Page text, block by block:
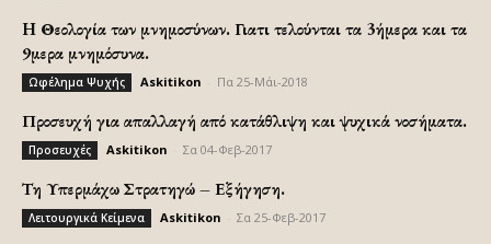
H Θεολογία των μνημοσύνων. Γιατι τελούνται τα 3ήμερα και τα
9μερα μνημόσυνα.
Ωφέλημα Ψυχής Askitikon Πα 25-Μάι-2018
Προσευχή για απαλλαγή από κατάθλιψη και ψυχικά νοσήματα.
Προσευχές Askitikon Σα 04-Φεβ-2017
Τη Υπερμάχω Στρατηγώ – Εξήγηση.
Λειτουργικά Κείμενα Askitikon Σα 25-Φεβ-2017